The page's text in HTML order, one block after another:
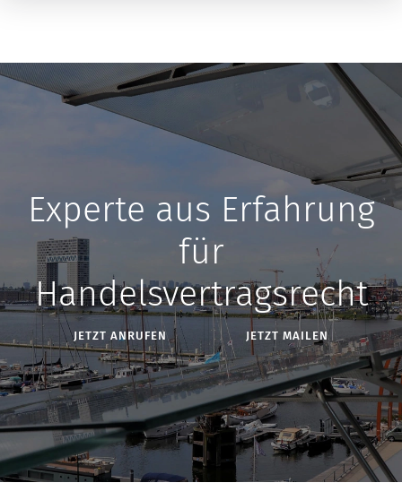
Experte aus Erfahrung
für
Handelsvertragsrecht
JETZT ANRUFEN JETZT MAILEN